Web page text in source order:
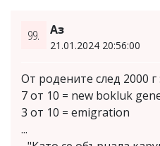
99. Аз
21.01.2024 20:56:00
От родените след 2000 г :
7 от 10 = new bokluk
3 от 10 = emigration
...